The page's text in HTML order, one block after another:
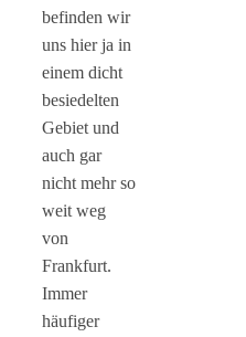
befinden wir
uns hier ja in
einem dicht
besiedelten
Gebiet und
auch gar
nicht mehr so
weit weg
von
Frankfurt.
Immer
häufiger